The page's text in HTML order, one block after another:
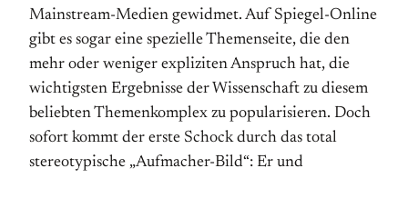
Mainstream-Medien gewidmet. Auf Spiegel-Online
gibt es sogar eine spezielle Themenseite, die den
mehr oder weniger expliziten Anspruch hat, die
wichtigsten Ergebnisse der Wissenschaft zu diesem
beliebten Themenkomplex zu popularisieren. Doch
sofort kommt der erste Schock durch das total
stereotypische „Aufmacher-Bild“: Er und